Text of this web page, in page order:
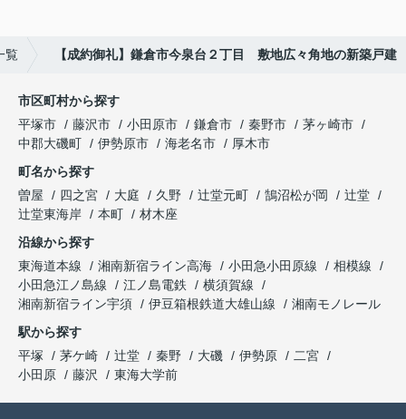
覧 【成約御礼】鎌倉市今泉台２丁目 敷地広々角地の新築戸建
市区町村から探す
平塚市
藤沢市 小田原市 鎌倉市 秦野市
茅ヶ崎市
中郡大磯町
伊勢原市 海老名市
厚木市
町名から探す
曽屋
四之宮 大庭 久野 辻堂元町 鵠沼松が岡
辻堂
辻堂東海岸
本町
材木座
沿線から探す
東海道本線
湘南新宿ライン高海 小田急小田原線
相模線
小田急江ノ島線
江ノ島電鉄
横須賀線
湘南新宿ライン宇須
伊豆箱根鉄道大雄山線
湘南モノレール
駅から探す
平塚
茅ケ崎 辻堂 秦野 大磯 伊勢原
二宮
小田原
藤沢 東海大学前